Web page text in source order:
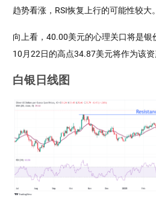
趋势看涨，RSI恢复上行的可能性较大。
向上看，40.00美元的心理关口将是银
10月22日的高点34.87美元将作为该资
白银日线图